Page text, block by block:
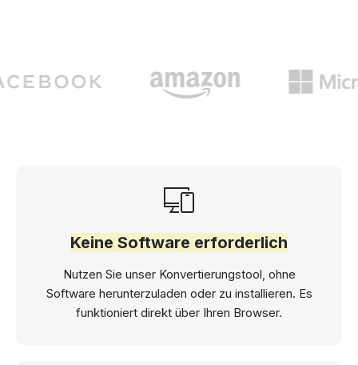
Keine Software erforderlich
Nutzen Sie unser Konvertierungstool, ohne
Software herunterzuladen oder zu installieren. Es
funktioniert direkt über Ihren Browser.